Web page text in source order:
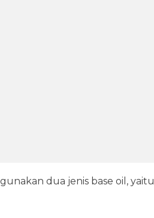
dua jenis base oil, yaitu